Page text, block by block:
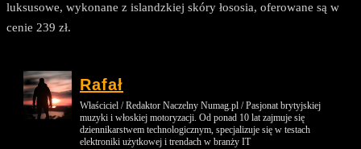
luksusowe, wykonane z islandzkiej skóry łososia, oferowane są w
cenie 239 zł.
Rafał
Właściciel / Redaktor Naczelny Numag.pl / Pasjonat brytyjskiej
muzyki i włoskiej motoryzacji. Od ponad 10 lat zajmuje się
dziennikarstwem technologicznym, specjalizuje się w testach
elektroniki użytkowej i trendach w branży IT